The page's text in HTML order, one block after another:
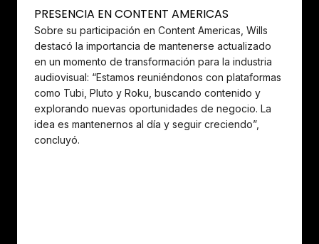
PRESENCIA EN CONTENT AMERICAS
Sobre su participación en Content Americas, Wills
destacó la importancia de mantenerse actualizado
en un momento de transformación para la industria
audiovisual: “Estamos reuniéndonos con plataformas
como Tubi, Pluto y Roku, buscando contenido y
explorando nuevas oportunidades de negocio. La
idea es mantenernos al día y seguir creciendo”,
concluyó.